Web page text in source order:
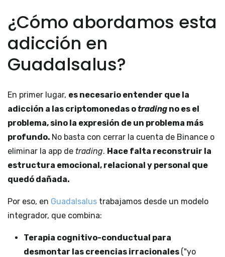
¿Cómo abordamos esta
adicción en
Guadalsalus?
En primer lugar, es necesario entender que la
adicción a las criptomonedas otrading no es el
problema, sino la expresión de un problema más
profundo. No basta con cerrar la cuenta de Binance o
eliminar la app de trading. Hace falta reconstruir la
estructura emocional, relacional y personal que
quedó dañada.
Por eso, en Guadalsalus trabajamos desde un modelo
integrador, que combina:
Terapia cognitivo-conductual para
desmontar las creencias irracionales ("yo